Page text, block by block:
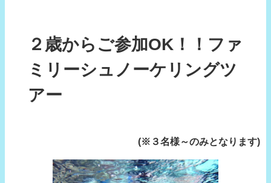
２歳からご参加OK！！ファ
ミリーシュノーケリングツ
アー
(※３名様～のみとなります)